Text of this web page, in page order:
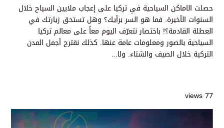
حصلت الاماكن السياحية في تركيا على إعجاب ملايين السياح خلال
السنوات الأخيرة. فما هو السر برأيك؟ وهل تستحق زيارتك في
العطلة القادمة؟! باختصار نتعرّف اليوم معاً على معالم تركيا
السياحية بالصور ومعلومات عامة عنها. كذلك نقترح أجمل المدن
التركية خلال الصيف والشتاء. ولا...
77 views